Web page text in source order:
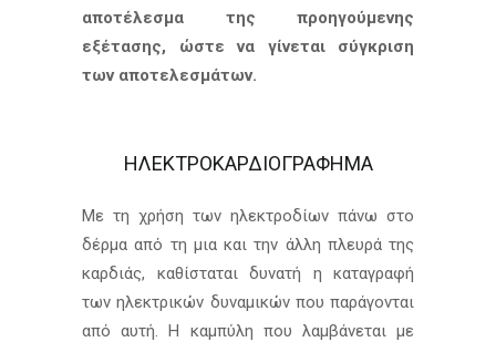
αποτέλεσμα της προηγούμενης
εξέτασης, ώστε να γίνεται σύγκριση
των αποτελεσμάτων.
ΗΛΕΚΤΡΟΚΑΡΔΙΟΓΡΑΦΗΜΑ
Με τη χρήση των ηλεκτροδίων πάνω στο
δέρμα από τη μια και την άλλη πλευρά της
καρδιάς, καθίσταται δυνατή η καταγραφή
των ηλεκτρικών δυναμικών που παράγονται
από αυτή. Η καμπύλη που λαμβάνεται με